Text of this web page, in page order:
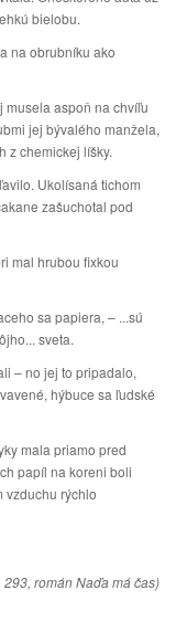
bielobu.
na obrubníku ako
musela aspoň na chvíľu
jej bývalého manžela,
z chemickej líšky.
Ukolísaná tichom
zašuchotal pod
mal hrubou fixkou
sa papiera, – ...sú
sveta.
– no jej to pripadalo,
hýbuce sa ľudské
mala priamo pred
papíl na koreni boli
vzduchu rýchlo
293, román Naďa má čas)